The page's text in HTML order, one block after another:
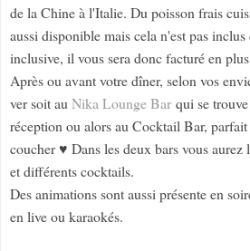
de la Chine à l'Italie. Du poisson frais
aussi disponible mais cela n'est pas
inclusive, il vous sera donc facturé en
Après ou avant votre dîner, selon vos
ver soit au Nika Lounge Bar qui se
réception ou alors au Cocktail Bar,
coucher ♥ Dans les deux bars vous
et différents cocktails.
Des animations sont aussi présente en
en live ou karaokés.